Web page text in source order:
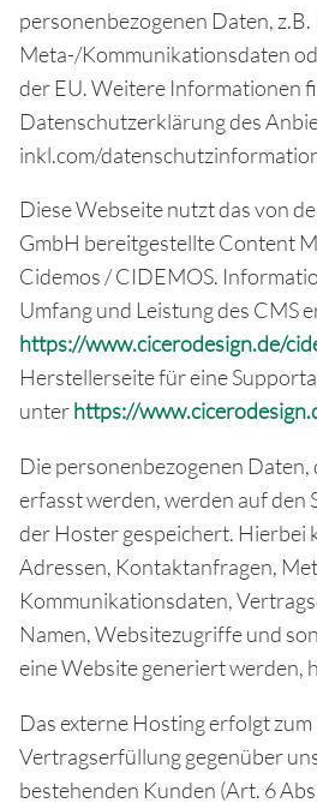
personenbezogenen Daten,
Meta-/Kommunikationsdaten
der EU. Weitere Informationen
Datenschutzerklärung des
inkl.com/
Diese Webseite nutzt das von
GmbH bereitgestellte Content
Cidemos / CIDEMOS.
Umfang und Leistung des CMS
https://www.cicerodesign.de/
Herstellerseite für eine
unter https://
Die personenbezogenen
erfasst werden, werden auf den
der Hoster gespeichert. Hierbei
Adressen, Kontaktanfragen,
Kommunikationsdaten,
Namen, Websitezugriffe und
eine Website generiert werden,
Das externe Hosting erfolgt zum
Vertragserfüllung gegenüber
bestehenden Kunden (Art. 6